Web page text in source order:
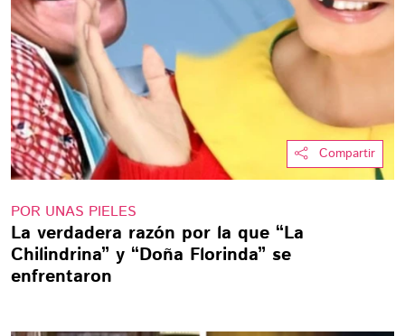
Compartir
POR UNAS PIELES
La verdadera razón por la que “La
Chilindrina” y “Doña Florinda” se
enfrentaron